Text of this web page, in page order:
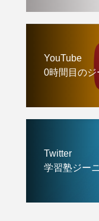
YouTube
0時間目のジ
Twitter
学習塾ジー